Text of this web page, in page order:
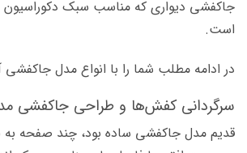
جاکفشی دیواری که مناسب سبک
است.
در ادامه مطلب شما را با انواع مدل جاکفشی
سرگردانی کفش‌ها و طراحی جاکفشی
قدیم مدل جاکفشی ساده بود، چند صفحه به